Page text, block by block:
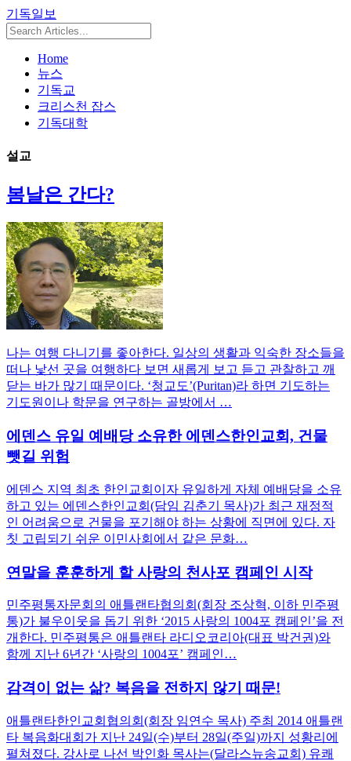
기독일보
Home
뉴스
기독교
크리스천 잡스
기독대학
설교
봄날은 간다?
나는 여행 다니기를 좋아한다. 일상의 생활과 익숙한 장소들을
떠나 낯선 곳을 여행하다 보면 새롭게 보고 듣고 관찰하고 깨
닫는 바가 많기 때문이다. ‘청교도’(Puritan)라 하면 기도하는
기도원이나 학문을 연구하는 골방에서 …
에덴스 유일 예배당 소유한 에덴스한인교회, 건물
뺏길 위험
에덴스 지역 최초 한인교회이자 유일하게 자체 예배당을 소유
하고 있는 에덴스한인교회(담임 김춘기 목사)가 최근 재정적
인 어려움으로 건물을 포기해야 하는 상황에 직면에 있다. 자
칫 고립되기 쉬운 이민사회에서 같은 문화…
연말을 훈훈하게 할 사랑의 천사포 캠페인 시작
민주평통자문회의 애틀랜타협의회(회장 조상혁, 이하 민주평
통)가 불우이웃을 돕기 위한 ‘2015 사랑의 1004포 캠페인’을 전
개한다. 민주평통은 애틀랜타 라디오코리아(대표 박건권)와
함께 지난 6년간 ‘사랑의 1004포’ 캠페인…
감격이 없는 삶? 복음을 전하지 않기 때문!
애틀랜타한인교회협의회(회장 임연수 목사) 주최 2014 애틀랜
타 복음화대회가 지난 24일(수)부터 28일(주일)까지 성황리에
펼쳐졌다. 강사로 나선 박인화 목사는(달라스뉴송교회) 유쾌